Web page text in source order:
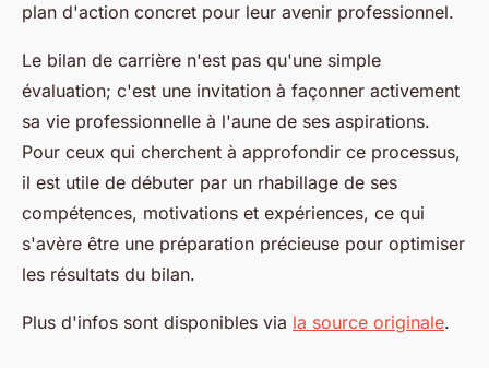
plan d'action concret pour leur avenir professionnel.
Le bilan de carrière n'est pas qu'une simple
évaluation; c'est une invitation à façonner activement
sa vie professionnelle à l'aune de ses aspirations.
Pour ceux qui cherchent à approfondir ce processus,
il est utile de débuter par un rhabillage de ses
compétences, motivations et expériences, ce qui
s'avère être une préparation précieuse pour optimiser
les résultats du bilan.
Plus d'infos sont disponibles via la source originale.